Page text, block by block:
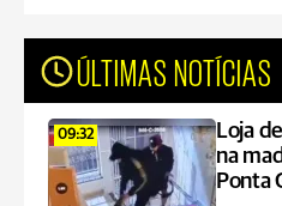
ÚLTIMAS NOTÍCIAS
09:32
Loja
na
Ponta